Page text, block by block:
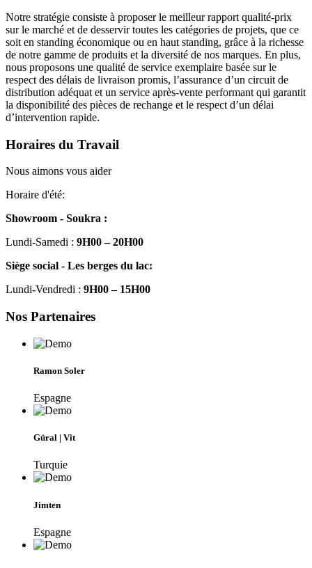
Notre stratégie consiste à proposer le meilleur rapport qualité-prix
sur le marché et de desservir toutes les catégories de projets, que ce
soit en standing économique ou en haut standing, grâce à la richesse
de notre gamme de produits et la diversité de nos marques. En plus,
nous proposons une qualité de service exemplaire basée sur le
respect des délais de livraison promis, l’assurance d’un circuit de
distribution adéquat et un service après-vente performant qui garantit
la disponibilité des pièces de rechange et le respect d’un délai
d’intervention rapide.
Horaires du Travail
Nous aimons vous aider
Horaire d'été:
Showroom - Soukra :
Lundi-Samedi : 9H00 – 20H00
Siège social - Les berges du lac:
Lundi-Vendredi : 9H00 – 15H00
Nos Partenaires
Ramon Soler
Espagne
Güral | Vit
Turquie
Jimten
Espagne